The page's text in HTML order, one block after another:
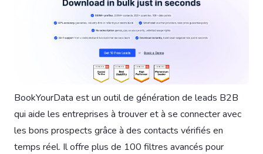
BookYourData est un outil de génération de leads B2B
qui aide les entreprises à trouver et à se connecter avec
les bons prospects grâce à des contacts vérifiés en
temps réel. Il offre plus de 100 filtres avancés pour